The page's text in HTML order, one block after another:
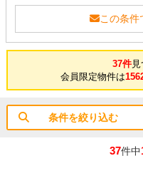
この条件
37件
会員限定物件は
条件を絞り込む
37件中